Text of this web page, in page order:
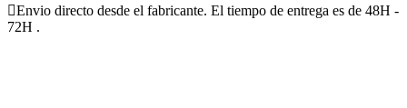
Envio directo desde el fabricante. El tiempo de entrega es de 48H -
72H .